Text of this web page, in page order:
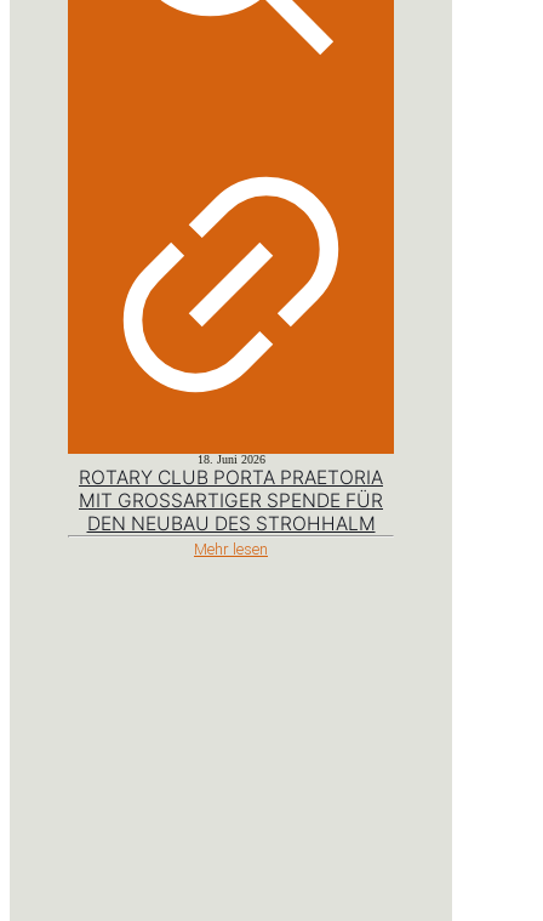
18. Juni 2026
ROTARY CLUB PORTA PRAETORIA
MIT GROSSARTIGER SPENDE FÜR D
EN NEUBAU DES STROHHALM
Mehr lesen